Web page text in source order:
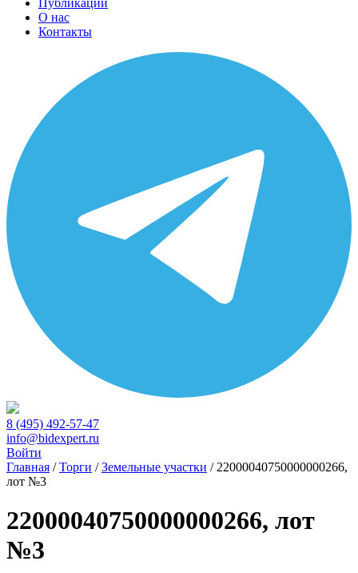
Публикации
О нас
Контакты
8 (495) 492-57-47
info@bidexpert.ru
Войти
Главная /Торги /Земельные участки / 22000040750000000266,
лот №3
22000040750000000266, лот
№3